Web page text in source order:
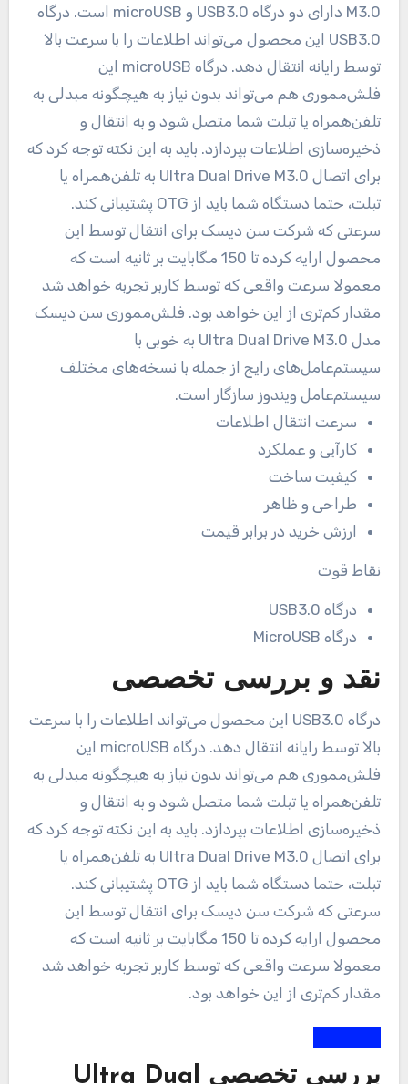
M3.0 دارای دو درگاه USB3.0 و microUSB است. درگاه
USB3.0 این محصول می‌تواند اطلاعات را با سرعت بالا
توسط رایانه انتقال دهد. درگاه microUSB این
فلش‌مموری هم می‌تواند بدون نیاز به هیچگونه مبدلی به
تلفن‌همراه یا تبلت شما متصل شود و به انتقال و
ذخیره‌سازی اطلاعات بپردازد. باید به این نکته توجه کرد که
برای اتصال Ultra Dual Drive M3.0 به تلفن‌همراه یا
تبلت، حتما دستگاه شما باید از OTG پشتیبانی کند.
سرعتی که شرکت سن دیسک برای انتقال توسط این
محصول ارایه کرده تا 150 مگابایت بر ثانیه است که
معمولا سرعت واقعی که توسط کاربر تجربه خواهد شد
مقدار کم‌تری از این خواهد بود. فلش‌مموری سن دیسک
مدل Ultra Dual Drive M3.0 به خوبی با
سیستم‌عامل‌های رایج از جمله با نسخه‌های مختلف
سیستم‌عامل ویندوز سازگار است.
سرعت انتقال اطلاعات
کارآیی و عملکرد
کیفیت ساخت
طراحی و ظاهر
ارزش خرید در برابر قیمت
نقاط قوت
درگاه USB3.0
درگاه MicroUSB
نقد و بررسی تخصصی
درگاه USB3.0 این محصول می‌تواند اطلاعات را با سرعت
بالا توسط رایانه انتقال دهد. درگاه microUSB این
فلش‌مموری هم می‌تواند بدون نیاز به هیچگونه مبدلی به
تلفن‌همراه یا تبلت شما متصل شود و به انتقال و
ذخیره‌سازی اطلاعات بپردازد. باید به این نکته توجه کرد که
برای اتصال Ultra Dual Drive M3.0 به تلفن‌همراه یا
تبلت، حتما دستگاه شما باید از OTG پشتیبانی کند.
سرعتی که شرکت سن دیسک برای انتقال توسط این
محصول ارایه کرده تا 150 مگابایت بر ثانیه است که
معمولا سرعت واقعی که توسط کاربر تجربه خواهد شد
مقدار کم‌تری از این خواهد بود.
بررسی تخصصی Ultra Dual